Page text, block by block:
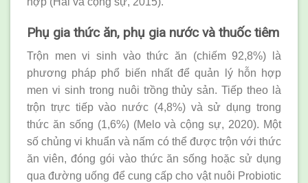
Phụ gia thức ăn, phụ gia nước và thuốc tiêm
Trộn men vi sinh vào thức ăn (chiếm 92,8%) là
phương pháp phổ biến nhất để quản lý hỗn hợp
men vi sinh trong nuôi trồng thủy sản. Tiếp theo là
trộn trực tiếp vào nước (4,8%) và sử dụng trong
thức ăn sống (1,6%) (Melo và cộng sự, 2020). Một
số chủng vi khuẩn và nấm có thể được trộn với thức
ăn viên, đóng gói vào thức ăn sống hoặc sử dụng
qua đường uống để cung cấp cho vật nuôi Probiotic